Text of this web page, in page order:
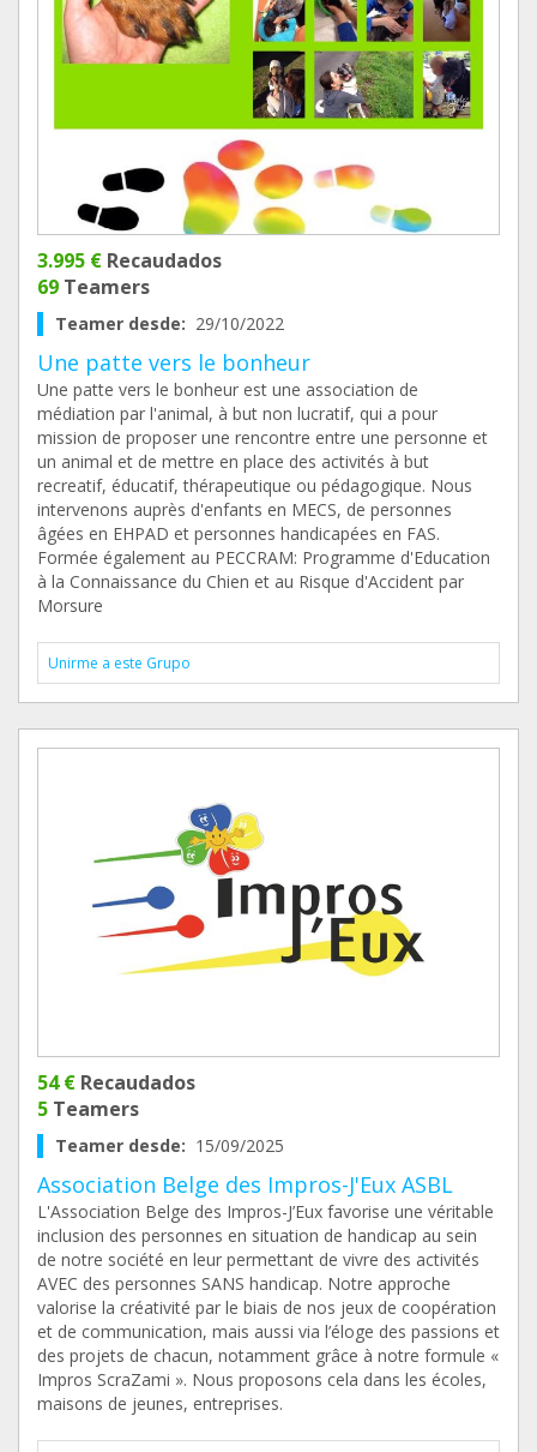
3.995 € Recaudados
69 Teamers
Teamer desde: 29/10/2022
Une patte vers le bonheur
Une patte vers le bonheur est une association de
médiation par l'animal, à but non lucratif, qui a pour
mission de proposer une rencontre entre une personne et
un animal et de mettre en place des activités à but
recreatif, éducatif, thérapeutique ou pédagogique. Nous
intervenons auprès d'enfants en MECS, de personnes
âgées en EHPAD et personnes handicapées en FAS.
Formée également au PECCRAM: Programme d'Education
à la Connaissance du Chien et au Risque d'Accident par
Morsure
Unirme a este Grupo
54 € Recaudados
5 Teamers
Teamer desde: 15/09/2025
Association Belge des Impros-J'Eux ASBL
L'Association Belge des Impros-J’Eux favorise une véritable
inclusion des personnes en situation de handicap au sein
de notre société en leur permettant de vivre des activités
AVEC des personnes SANS handicap. Notre approche
valorise la créativité par le biais de nos jeux de coopération
et de communication, mais aussi via l’éloge des passions et
des projets de chacun, notamment grâce à notre formule «
Impros ScraZami ». Nous proposons cela dans les écoles,
maisons de jeunes, entreprises.